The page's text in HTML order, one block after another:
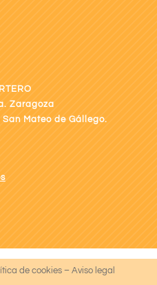
Zaragoza
San Mateo de Gállego.
de cookies– Aviso legal